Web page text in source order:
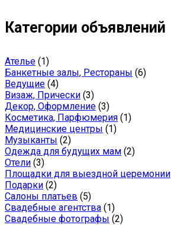
Категории объявлений
Ателье (1)
Банкетные залы, Рестораны (6)
Ведущие (4)
Визаж, Прически (3)
Декор, Оформление (3)
Косметика, Парфюмерия (1)
Медицинские центры (1)
Музыканты (2)
Одежда для будущих мам (2)
Отели (3)
Площадки для выездной церемонии
Подарки (2)
Салоны платьев (5)
Свадебные агентства (1)
Свадебные фотографы (2)